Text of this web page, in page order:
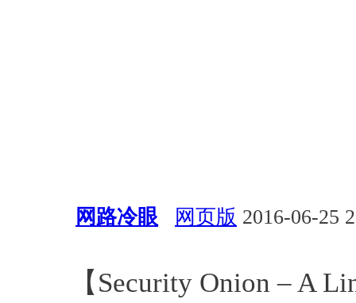
网路冷眼 网页版 2016-06-25
【Security Onion – A